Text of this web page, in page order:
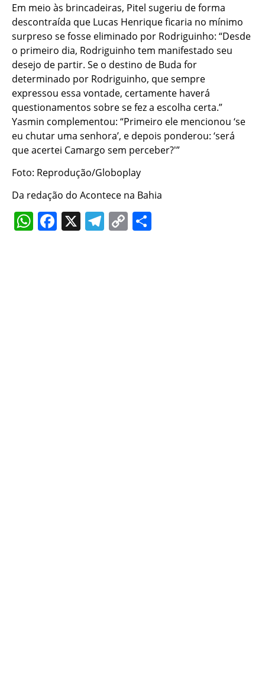
Em meio às brincadeiras, Pitel sugeriu de forma
descontraída que Lucas Henrique ficaria no mínimo
surpreso se fosse eliminado por Rodriguinho: “Desde
o primeiro dia, Rodriguinho tem manifestado seu
desejo de partir. Se o destino de Buda for
determinado por Rodriguinho, que sempre
expressou essa vontade, certamente haverá
questionamentos sobre se fez a escolha certa.”
Yasmin complementou: “Primeiro ele mencionou ‘se
eu chutar uma senhora’, e depois ponderou: ‘será
que acertei Camargo sem perceber?'”
Foto: Reprodução/Globoplay
Da redação do Acontece na Bahia
WhatsApp
Facebook
X Telegram
Copy